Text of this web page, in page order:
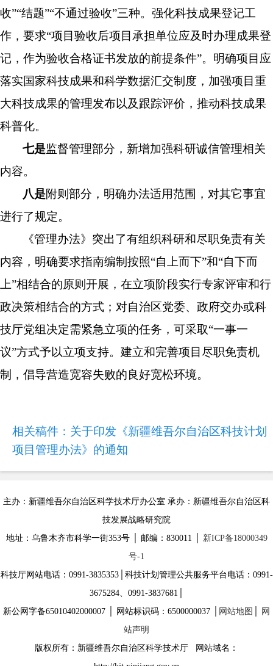
收”“结题”“不通过验收”三种。强化科技成果登记工
作，要求“项目验收后项目 承担单位应及时办理成果登
记，作为验收合格证书发放的前提条件”。明确项目 应
落实国家科技成果和科学数据汇交制 度 ， 加强项目重
大科技成果的管理发布以及跟踪评价，推动科技成果
科普化。
七是监督管理部分，新增加强科研诚信管理相关
内容。
八是附则部分，明确办法适用范围，对其它事宜
进行了规定。
《管理办法》突出了有组织科研和尽职免责有关
内容，明确要求指南编制按照“自上而下”和“自下而
上”相结合的原则开展，在立项阶段实行专家评审和行
政决策相结合的方式；对自治区党委、政府交办或科
技厅党组决定需紧急立项的任务，可采取“一事一
议”方式予以立项支持。 建立和完善项目尽职免责机
制
，倡导营造宽容失败的良好宽松环境。
相关稿件： 关于印发《新疆维吾尔自治区科技计划
项目管理办法》的通知
主办：新疆维吾尔自治区科学技术厅办公室 承办：新疆维吾尔自治区科
技发展战略研究院
地址：乌鲁木齐市科学一街353号 │ 邮编：830011 │ 新ICP备18000349
号-1
科技厅网站电话：0991-3835353│科技计划管理公共服务平台电话：0991-
3675284、0991-3837681│
新公网字备65010402000007 │ 网站标识码：6500000037 │
网站地图
网
站声明
版权所有：新疆维吾尔自治区科学技术厅 网站域名：